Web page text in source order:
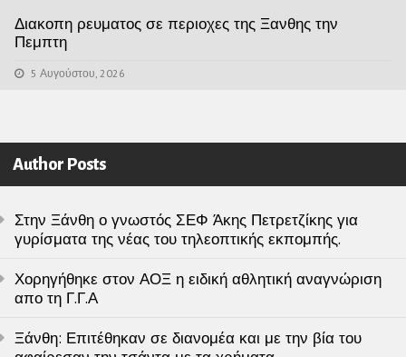
Διακοπη ρευματος σε περιοχες της Ξανθης την
Πεμπτη
5 Αυγούστου, 2026
Author Posts
Στην Ξάνθη ο γνωστός ΣΕΦ Άκης Πετρετζίκης για
γυρίσματα της νέας του τηλεοπτικής εκπομπής.
Χορηγήθηκε στον ΑΟΞ η ειδική αθλητική αναγνώριση
απο τη Γ.Γ.Α
Ξάνθη: Επιτέθηκαν σε διανομέα και με την βία του